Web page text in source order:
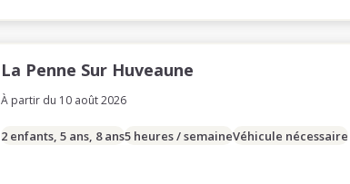
La Penne Sur Huveaune
À partir du 10 août 2026
2 enfants, 5 ans, 8 ans5 heures / semaineVéhicule nécessaire